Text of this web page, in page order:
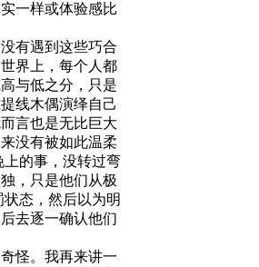
一样或体验感比
有遇到这些巧合
界上，每个人都
与低之分，只是
线木偶演绎自己
言也是无比巨大
没有被如此温柔
的事，没转过弯
，只是他们从极
态，然后以为明
去逐一确认他们
怪。我再来讲一